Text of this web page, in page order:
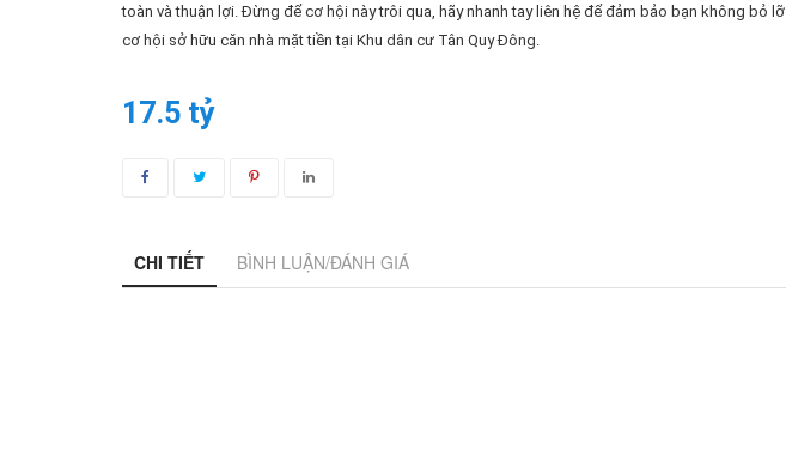
toàn và thuận lợi. Đừng để cơ hội này trôi qua, hãy nhanh tay liên hệ để đảm bảo bạn không bỏ lỡ
cơ hội sở hữu căn nhà mặt tiền tại Khu dân cư Tân Quy Đông.
17.5 tỷ
CHI TIẾT BÌNH LUẬN/ĐÁNH GIÁ